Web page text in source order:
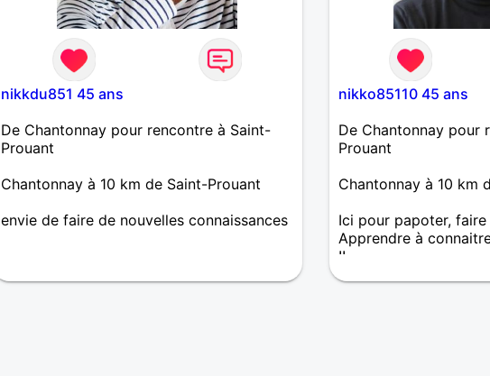
nikkdu851 45 ans
De Chantonnay pour rencontre à Saint-
Prouant
Chantonnay à 10 km de Saint-Prouant
envie de faire de nouvelles connaissances
nikko85110 45 ans
De Chantonnay pour
Prouant
Chantonnay à 10 km
Ici pour papoter, faire
Apprendre à
!!